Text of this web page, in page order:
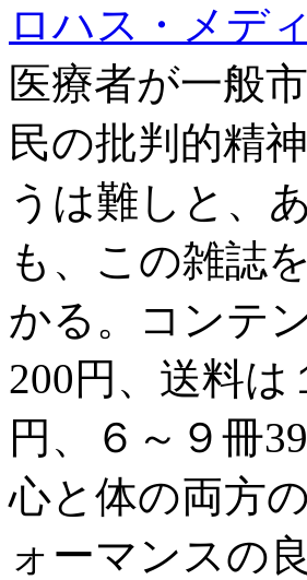
ロハス・メデ
医療者が一般
民の批判的精
うは難しと、
も、この雑誌
かる。コンテ
200円、送料は
円、６～９冊
心と体の両方
ォーマンスの